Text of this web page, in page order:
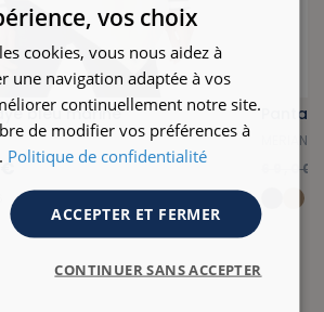
bleu marine
MERIAN
69,00
vos choix
cookies, vous nous aidez à
une navigation adaptée à vos
continuellement notre site.
de modifier vos préférences à
Politique de confidentialité
ACCEPTER ET FERMER
CONTINUER SANS ACCEPTER